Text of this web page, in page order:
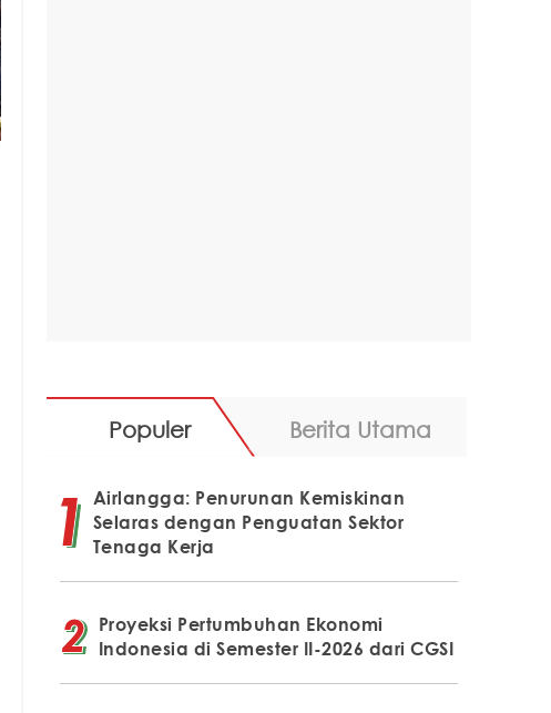
Populer Berita Utama
Airlangga: Penurunan Kemiskinan
Selaras dengan Penguatan Sektor
Tenaga Kerja
Proyeksi Pertumbuhan Ekonomi
Indonesia di Semester II-2026 dari CGSI